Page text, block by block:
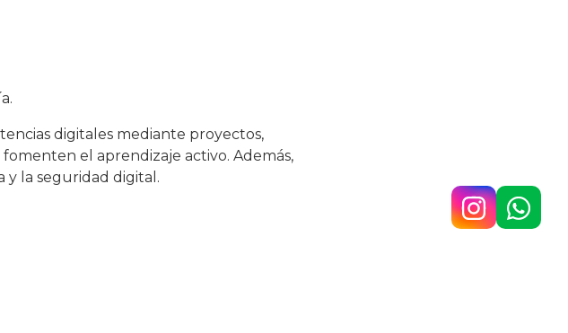
digitales mediante proyectos,
el aprendizaje activo. Además,
y la seguridad digital.